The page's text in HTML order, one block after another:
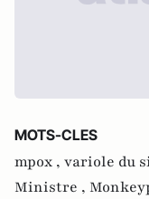
MOTS-CLES
mpox , variole du
Ministre ,